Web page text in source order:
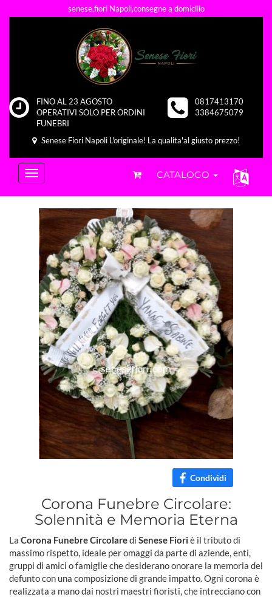
senese,fiori Napoli,consegne a domicilio
FINO AL 23 AGOSTO
OPERATIVI SOLO PER ORDINI
FUNEBRI
0817413170
3384675079
Senese Fiori Napoli L'originale! La qualita'al giusto prezzo!
CATALOGO
Condividi
Corona Funebre Circolare:
Solennità e Memoria Eterna
La Corona Funebre Circolaredi Senese Fiori è il tributo di
massimo rispetto, ideale per omaggi da parte di aziende, enti,
gruppi di amici o famiglie che desiderano onorare la memoria del
defunto con una composizione di grande impatto. Ogni corona è
realizzata a mano dai nostri maestri fioristi, che intrecciano con